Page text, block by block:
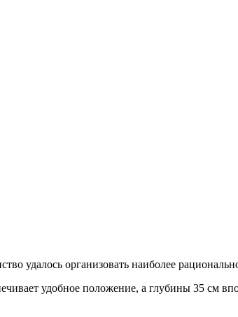
удалось организовать наиболее
удобное положение, а глубины 35 см